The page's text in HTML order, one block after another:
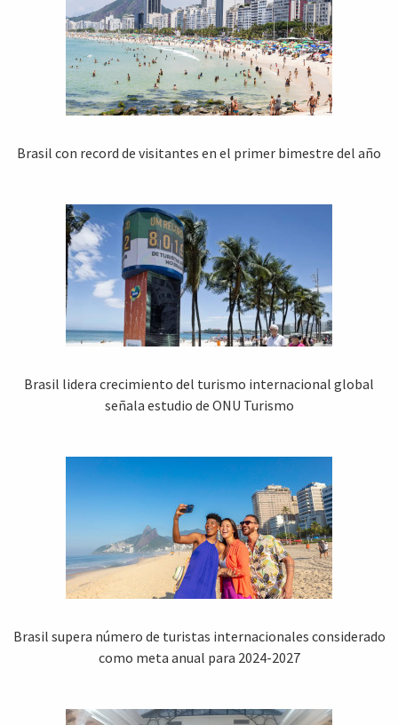
Brasil con record de visitantes en el primer bimestre del año
Brasil lidera crecimiento del turismo internacional global
señala estudio de ONU Turismo
Brasil supera número de turistas internacionales considerado
como meta anual para 2024-2027